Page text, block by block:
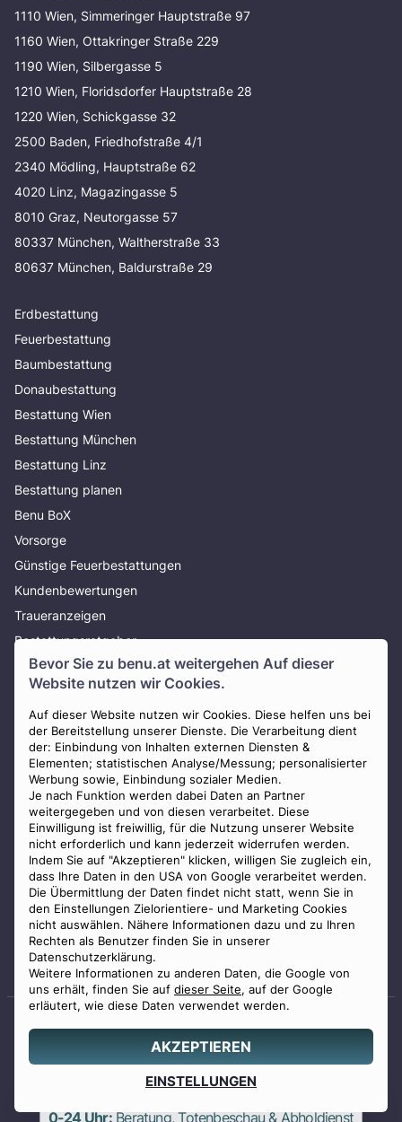
Bevor Sie zu benu.at weitergehen Auf dieser
Website nutzen wir Cookies.
Auf dieser Website nutzen wir Cookies. Diese helfen uns bei
der Bereitstellung unserer Dienste. Die Verarbeitung dient
der: Einbindung von Inhalten externen Diensten &
Elementen; statistischen Analyse/Messung; personalisierter
Werbung sowie, Einbindung sozialer Medien.
Je nach Funktion werden dabei Daten an Partner
weitergegeben und von diesen verarbeitet. Diese
Einwilligung ist freiwillig, für die Nutzung unserer Website
nicht erforderlich und kann jederzeit widerrufen werden.
Indem Sie auf "Akzeptieren" klicken, willigen Sie zugleich ein,
dass Ihre Daten in den USA von Google verarbeitet werden.
Die Übermittlung der Daten findet nicht statt, wenn Sie in
den Einstellungen Zielorientiere- und Marketing Cookies
nicht auswählen. Nähere Informationen dazu und zu Ihren
Rechten als Benutzer finden Sie in unserer
Datenschutzerklärung.
Weitere Informationen zu anderen Daten, die Google von
uns erhält, finden Sie auf dieser Seite, auf der Google
erläutert, wie diese Daten verwendet werden.
AKZEPTIEREN
EINSTELLUNGEN
0800 88 44 04
erstellen
0-24 Uhr:Beratung, Totenbeschau & Abholdienst
1110 Wien, Simmeringer Hauptstraße 97
1160 Wien, Ottakringer Straße 229
1190 Wien, Silbergasse 5
1210 Wien, Floridsdorfer Hauptstraße 28
1220 Wien, Schickgasse 32
2500 Baden, Friedhofstraße 4/1
2340 Mödling, Hauptstraße 62
4020 Linz, Magazingasse 5
8010 Graz, Neutorgasse 57
80337 München, Waltherstraße 33
80637 München, Baldurstraße 29
Erdbestattung
Feuerbestattung
Baumbestattung
Donaubestattung
Bestattung Wien
Bestattung München
Bestattung Linz
Bestattung planen
Benu BoX
Vorsorge
Günstige Feuerbestattungen
Kundenbewertungen
Traueranzeigen
Bestattungsratgeber
Über uns
Presse
AGB
Impressum
Datenschutz
Widerrufsbelehrung
Zahlungsmöglichkeiten
Staatlich geprüfter
© 2026 Benu GmbH. Alle Rechte vorbehalten.